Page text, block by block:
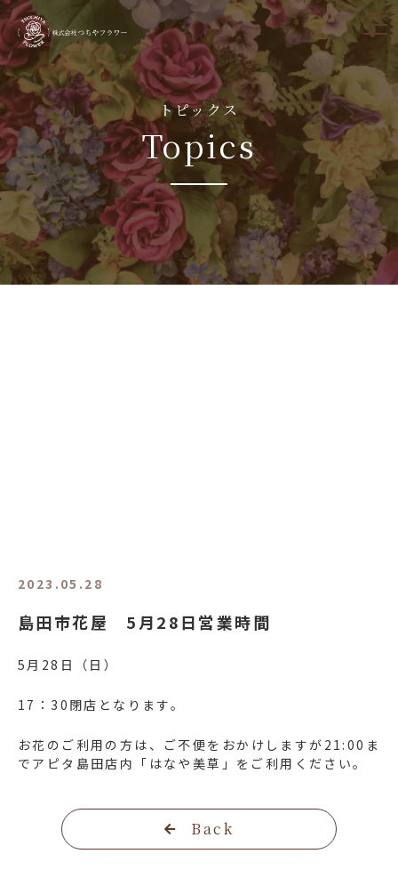
トピックス
Topics
2023.05.28
島田市花屋 5月28日営業時間
5月28日（日）
17：30閉店となります。
お花のご利用の方は、ご不便をおかけしますが21:00ま
でアピタ島田店内「はなや美草」をご利用ください。
Back